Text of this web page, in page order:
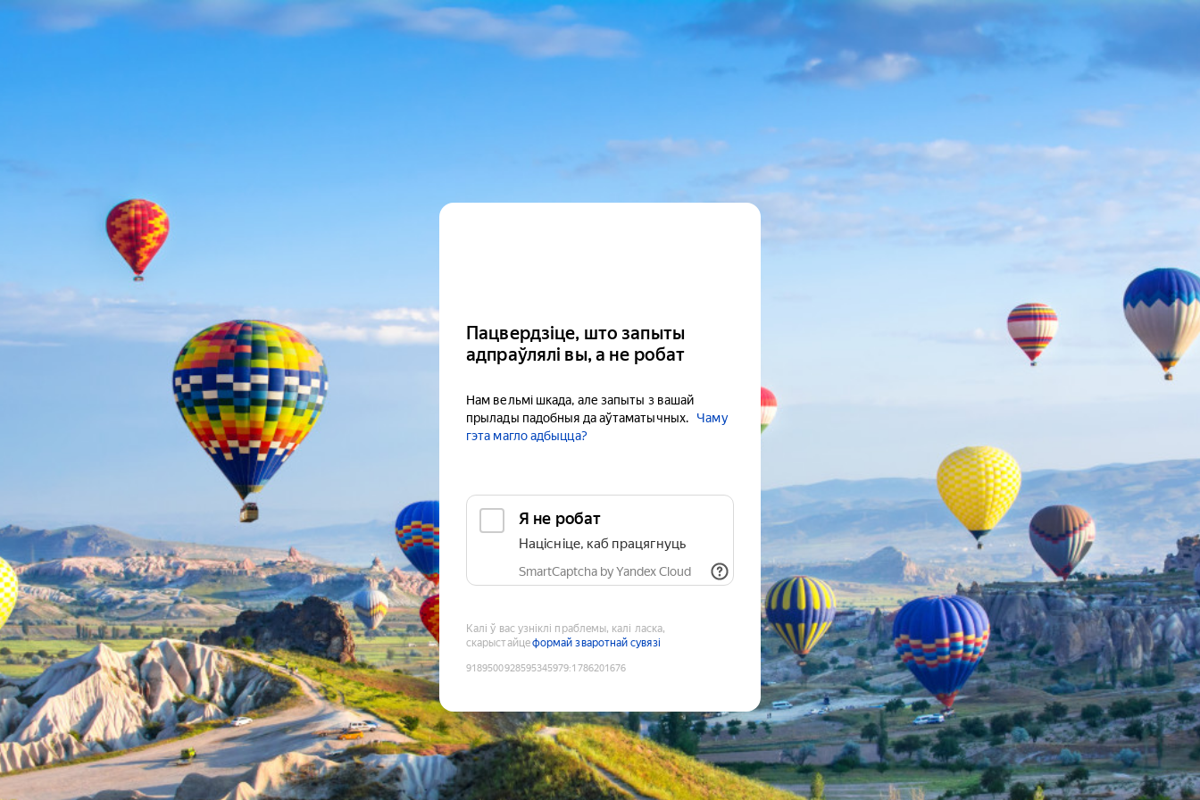
Пацвердзіце, што запыты
адпраўлялі вы, а не робат
Нам вельмі шкада, але запыты з вашай
прылады падобныя да аўтаматычных.
Чаму
гэта магло адбыцца?
Я не робат
Націсніце, каб працягнуць
SmartCaptcha by Yandex Cloud
Калі ў вас узніклі праблемы, калі ласка,
скарыстайцеформай зваротнай сувязі
9189500928595345979:1786201676